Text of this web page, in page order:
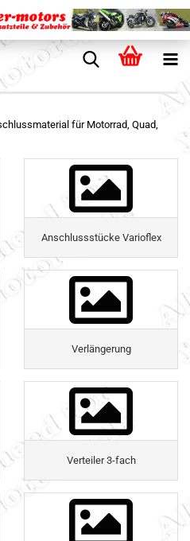
für Motorrad, Quad,
Anschlussstücke Varioflex
Verlängerung
Verteiler 3-fach